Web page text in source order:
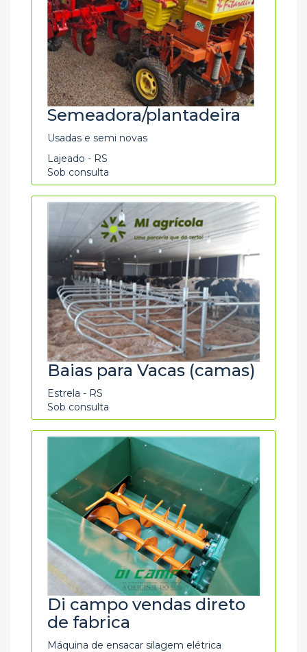
Semeadora/plantadeira
Usadas e semi novas
Lajeado - RS
Sob consulta
Baias para Vacas (camas)
Estrela - RS
Sob consulta
Di campo vendas direto
de fabrica
Máquina de ensacar silagem elétrica